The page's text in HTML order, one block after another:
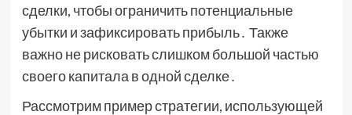
сделки, чтобы ограничить потенциальные
убытки и зафиксировать прибыль․ Также
важно не рисковать слишком большой частью
своего капитала в одной сделке․
Рассмотрим пример стратегии, использующей